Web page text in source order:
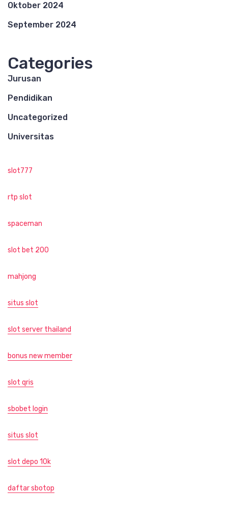
Oktober 2024
September 2024
Categories
Jurusan
Pendidikan
Uncategorized
Universitas
slot777
rtp slot
spaceman
slot bet 200
mahjong
situs slot
slot server thailand
bonus new member
slot qris
sbobet login
situs slot
slot depo 10k
daftar sbotop